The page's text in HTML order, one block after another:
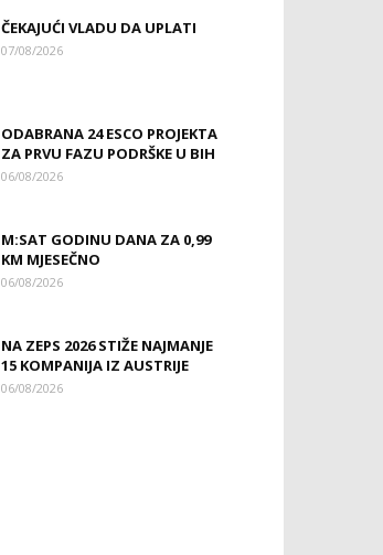
ČEKAJUĆI VLADU DA UPLATI
07/08/2026
ODABRANA 24 ESCO PROJEKTA
ZA PRVU FAZU PODRŠKE U BIH
06/08/2026
M:SAT GODINU DANA ZA 0,99
KM MJESEČNO
06/08/2026
NA ZEPS 2026 STIŽE NAJMANJE
15 KOMPANIJA IZ AUSTRIJE
06/08/2026